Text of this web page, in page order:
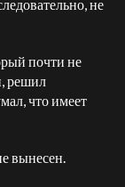
не
почти не
решил
что имеет
вынесен.